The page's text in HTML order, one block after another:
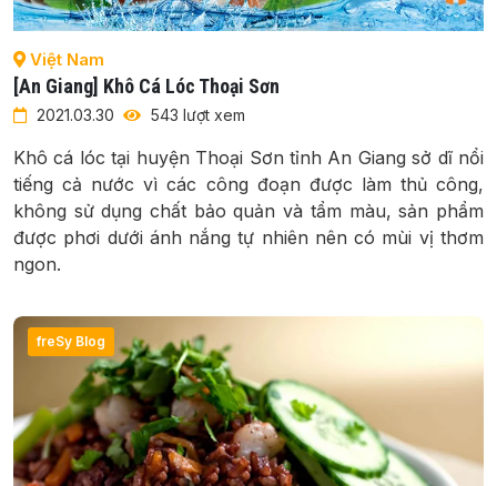
Việt Nam
[An Giang] Khô Cá Lóc Thoại Sơn
2021.03.30 543 lượt xem
Khô cá lóc tại huyện Thoại Sơn tỉnh An Giang sở dĩ nổi
tiếng cả nước vì các công đoạn được làm thủ công,
không sử dụng chất bảo quản và tẩm màu, sản phẩm
được phơi dưới ánh nắng tự nhiên nên có mùi vị thơm
ngon.
freSy Blog